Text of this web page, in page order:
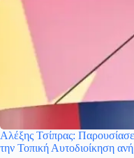
Αλέξης Τσίπρας:
την Τοπική Αυτοδιοίκηση